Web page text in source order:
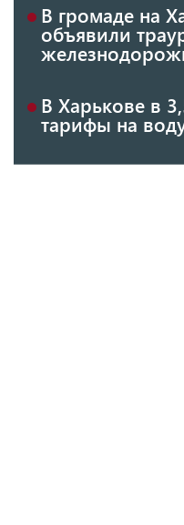
В громаде на
объявили
В Харькове в
тарифы на